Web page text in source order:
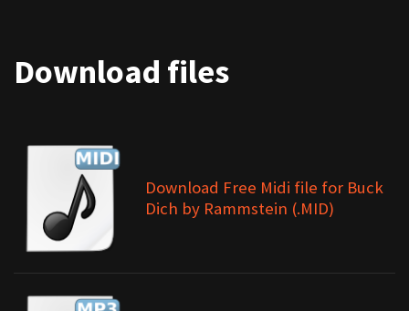
Download files
Download Free Midi file for Buck
Dich by Rammstein (.MID)